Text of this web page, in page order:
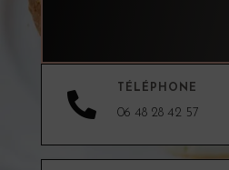

TÉLÉPHONE
06 48 28 42 57